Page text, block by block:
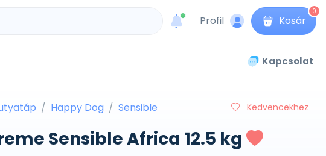
unread messages
Profil Kosár
0
Kapcsolat
Happy Dog Sensible Kedvencekhez
Sensible Africa 12.5 kg